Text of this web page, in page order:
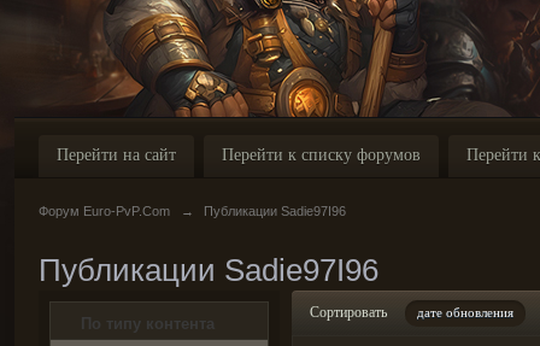
Перейти на сайт Перейти к списку форумов Перейти
Форум Euro-PvP.Com → Публикации Sadie97I96
Публикации Sadie97I96
По типу контента
Сортировать дате обновления